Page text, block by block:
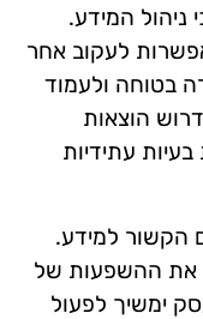
ניהול המידע.
לעקוב אחר
בטוחה ולעמוד
הוצאות
עתידיות
הקשור למידע.
את ההשפעות של
ימשיך לפעול